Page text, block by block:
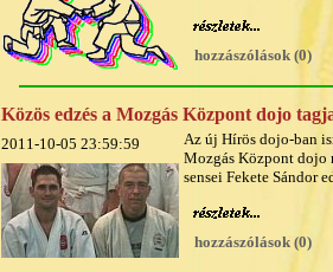
hozzászólások (0)
Közös edzés a Mozgás Központ dojo
2011-10-05 23:59:59
Az új Hírös dojo-ban
Mozgás Központ dojo
sensei Fekete Sándor
hozzászólások (0)